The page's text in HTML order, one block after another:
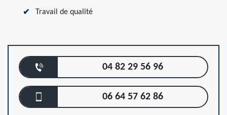
Travail de qualité
04 82 29 56 96
06 64 57 62 86